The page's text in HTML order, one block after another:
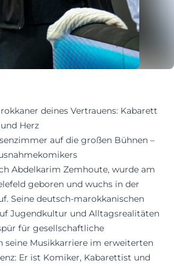
deines Vertrauens: Kabarett
Herz
auf die großen Bühnen –
Abdelkarim Zemhoute, wurde am
geboren und wuchs in der
Seine deutsch‑marokkanischen
Jugendkultur und Alltagsrealitäten
für gesellschaftliche
seine Musikkarriere im erweiterten
Er ist Komiker, Kabarettist und